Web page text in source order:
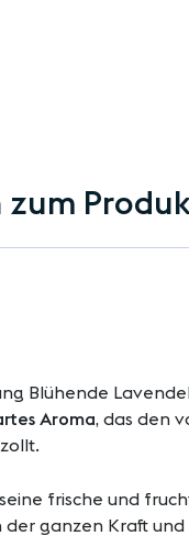
zum
Blühende
Aroma, das den
frische und
ganzen Kraft und